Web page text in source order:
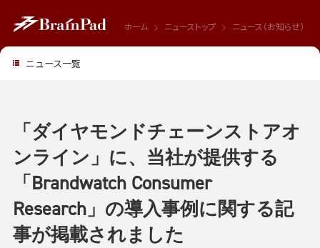
ホーム ニューストップ ニュース（お知らせ）
「ダイヤモンドチェーンストアオ
ンライン」に、当社が提供する
「Brandwatch Consumer
Research」の導入事例に関する記
事が掲載されました
ニュース一覧